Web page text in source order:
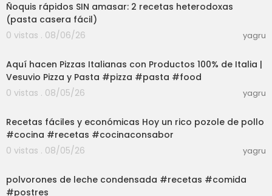
Ñoquis rápidos SIN amasar: 2 recetas heterodoxas
(pasta casera fácil)
0 vistas . 08/06/26
yagru
Aquí hacen Pizzas Italianas con Productos 100% de Italia |
Vesuvio Pizza y Pasta #pizza #pasta #food
0 vistas . 08/05/26
yagru
Recetas fáciles y económicas Hoy un rico pozole de pollo
#cocina #recetas #cocinaconsabor
0 vistas . 08/05/26
yagru
polvorones de leche condensada #recetas #comida
#postres